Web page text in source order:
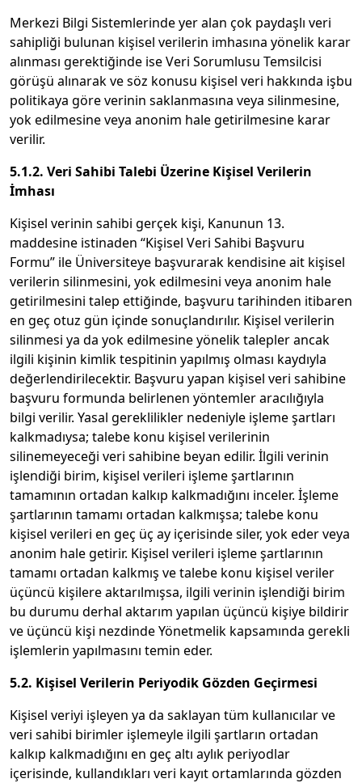
Merkezi Bilgi Sistemlerinde yer alan çok paydaşlı veri
sahipliği bulunan kişisel verilerin imhasına yönelik karar
alınması gerektiğinde ise Veri Sorumlusu Temsilcisi
görüşü alınarak ve söz konusu kişisel veri hakkında işbu
politikaya göre verinin saklanmasına veya silinmesine,
yok edilmesine veya anonim hale getirilmesine karar
verilir.
5.1.2. Veri Sahibi Talebi Üzerine Kişisel Verilerin
İmhası
Kişisel verinin sahibi gerçek kişi, Kanunun 13.
maddesine istinaden “Kişisel Veri Sahibi Başvuru
Formu” ile Üniversiteye başvurarak kendisine ait kişisel
verilerin silinmesini, yok edilmesini veya anonim hale
getirilmesini talep ettiğinde, başvuru tarihinden itibaren
en geç otuz gün içinde sonuçlandırılır. Kişisel verilerin
silinmesi ya da yok edilmesine yönelik talepler ancak
ilgili kişinin kimlik tespitinin yapılmış olması kaydıyla
değerlendirilecektir. Başvuru yapan kişisel veri sahibine
başvuru formunda belirlenen yöntemler aracılığıyla
bilgi verilir. Yasal gereklilikler nedeniyle işleme şartları
kalkmadıysa; talebe konu kişisel verilerinin
silinemeyeceği veri sahibine beyan edilir. İlgili verinin
işlendiği birim, kişisel verileri işleme şartlarının
tamamının ortadan kalkıp kalkmadığını inceler. İşleme
şartlarının tamamı ortadan kalkmışsa; talebe konu
kişisel verileri en geç üç ay içerisinde siler, yok eder veya
anonim hale getirir. Kişisel verileri işleme şartlarının
tamamı ortadan kalkmış ve talebe konu kişisel veriler
üçüncü kişilere aktarılmışsa, ilgili verinin işlendiği birim
bu durumu derhal aktarım yapılan üçüncü kişiye bildirir
ve üçüncü kişi nezdinde Yönetmelik kapsamında gerekli
işlemlerin yapılmasını temin eder.
5.2. Kişisel Verilerin Periyodik Gözden Geçirmesi
Kişisel veriyi işleyen ya da saklayan tüm kullanıcılar ve
veri sahibi birimler işlemeyle ilgili şartların ortadan
kalkıp kalkmadığını en geç altı aylık periyodlar
içerisinde, kullandıkları veri kayıt ortamlarında gözden